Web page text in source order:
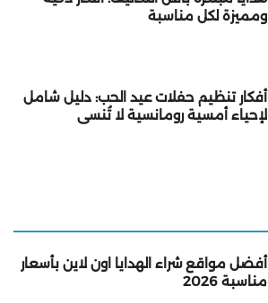
ومميزة لكل مناسبة
أفكار تنظيم حفلات عيد الحب: دليل شامل
لإحياء أمسية رومانسية لا تُنسى
أفضل مواقع شراء الهدايا اون لاين بأسعار
مناسبة 2026